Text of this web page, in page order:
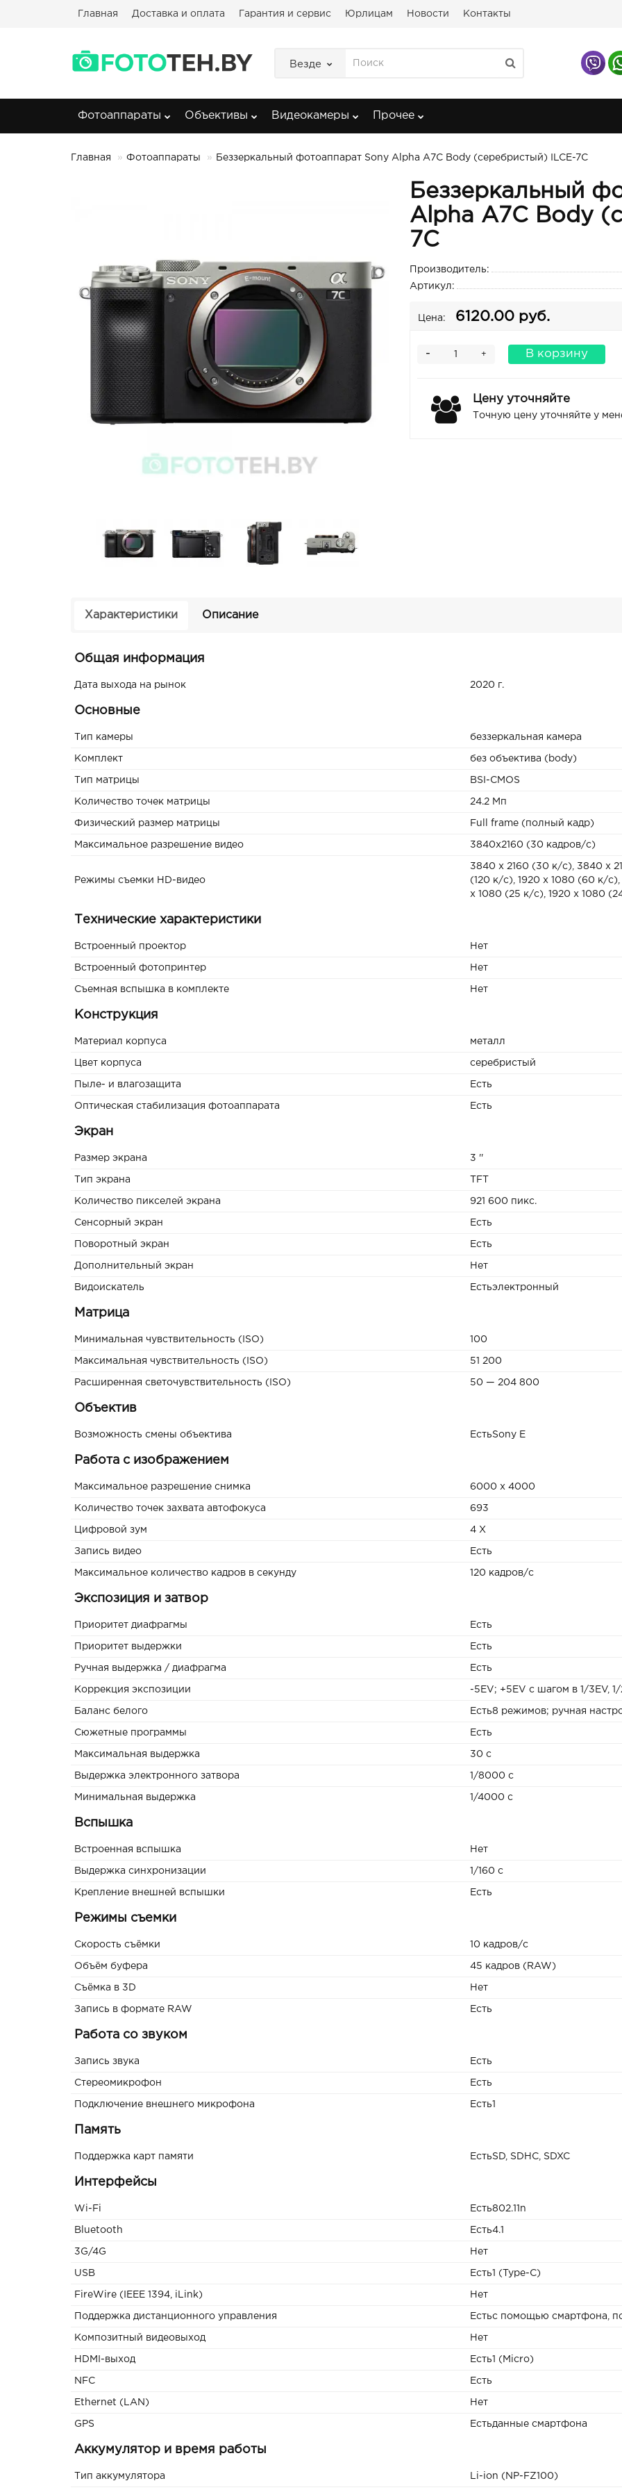
Главная Доставка и оплата Гарантия и сервис Юрлицам Новости Контакты
Везде
Фотоаппараты Объективы Видеокамеры Прочее
Главная Фотоаппараты Беззеркальный фотоаппарат Sony Alpha A7C Body (серебристый) ILCE-7C
Беззеркальный
Alpha A7C Body
7C
Производитель:
Артикул:
Цена: 6120.00 руб.
+
- В корзину
Цену уточняйте
Точную цену уточняйте у
Характеристики Описание
Общая информация
Дата выхода на рынок 2020 г.
Основные
Тип камеры беззеркальная камера
Комплект без объектива (body)
Тип матрицы BSI-CMOS
Количество точек матрицы 24.2 Мп
Физический размер матрицы Full frame (полный кадр)
Максимальное разрешение видео 3840x2160 (30 кадров/с)
Режимы съемки HD-видео
3840 x 2160 (30 к/с), 3840 x
(120 к/с), 1920 x 1080 (60 к/
x 1080 (25 к/с), 1920 x 1080
Технические характеристики
Встроенный проектор Нет
Встроенный фотопринтер Нет
Съемная вспышка в комплекте Нет
Конструкция
Материал корпуса металл
Цвет корпуса серебристый
Пыле- и влагозащита Есть
Оптическая стабилизация фотоаппарата Есть
Экран
Размер экрана 3 ''
Тип экрана TFT
Количество пикселей экрана 921 600 пикс.
Сенсорный экран Есть
Поворотный экран Есть
Дополнительный экран Нет
Видоискатель Естьэлектронный
Матрица
Минимальная чувствительность (ISO) 100
Максимальная чувствительность (ISO) 51 200
Расширенная светочувствительность (ISO) 50 — 204 800
Объектив
Возможность смены объектива ЕстьSony E
Работа с изображением
Максимальное разрешение снимка 6000 x 4000
Количество точек захвата автофокуса 693
Цифровой зум 4 Х
Запись видео Есть
Максимальное количество кадров в секунду 120 кадров/с
Экспозиция и затвор
Приоритет диафрагмы Есть
Приоритет выдержки Есть
Ручная выдержка / диафрагма Есть
Коррекция экспозиции -5EV; +5EV с шагом в 1/3EV, 1/
Баланс белого Есть8 режимов; ручная
Сюжетные программы Есть
Максимальная выдержка 30 c
Выдержка электронного затвора 1/8000 с
Минимальная выдержка 1/4000 c
Вспышка
Встроенная вспышка Нет
Выдержка синхронизации 1/160 с
Крепление внешней вспышки Есть
Режимы съемки
Скорость съёмки 10 кадров/с
Объём буфера 45 кадров (RAW)
Съёмка в 3D Нет
Запись в формате RAW Есть
Работа со звуком
Запись звука Есть
Стереомикрофон Есть
Подключение внешнего микрофона Есть1
Память
Поддержка карт памяти ЕстьSD, SDHC, SDXC
Интерфейсы
Wi-Fi Есть802.11n
Bluetooth Есть4.1
3G/4G Нет
USB Есть1 (Type-C)
FireWire (IEEE 1394, iLink) Нет
Поддержка дистанционного управления Естьс помощью смартфона,
Композитный видеовыход Нет
HDMI-выход Есть1 (Micro)
NFC Есть
Ethernet (LAN) Нет
GPS Естьданные смартфона
Аккумулятор и время работы
Тип аккумулятора Li-ion (NP-FZ100)